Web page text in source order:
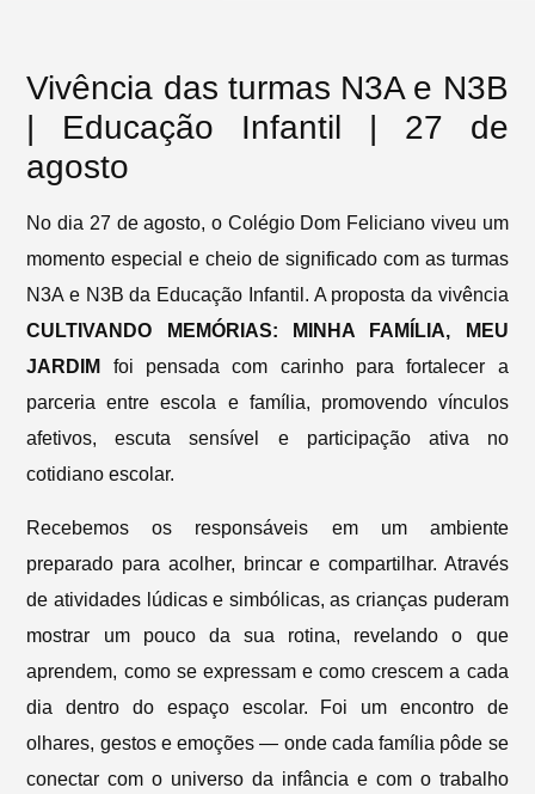
Vivência das turmas N3A e N3B
| Educação Infantil | 27 de
agosto
No dia 27 de agosto, o Colégio Dom Feliciano viveu um
momento especial e cheio de significado com as turmas
N3A e N3B da Educação Infantil. A proposta da vivência
CULTIVANDO MEMÓRIAS: MINHA FAMÍLIA, MEU
JARDIM
foi pensada com carinho para fortalecer a
parceria entre escola e família, promovendo vínculos
afetivos, escuta sensível e participação ativa no
cotidiano escolar.
Recebemos os responsáveis em um ambiente
preparado para acolher, brincar e compartilhar. Através
de atividades lúdicas e simbólicas, as crianças puderam
mostrar um pouco da sua rotina, revelando o que
aprendem, como se expressam e como crescem a cada
dia dentro do espaço escolar. Foi um encontro de
olhares, gestos e emoções — onde cada família pôde se
conectar com o universo da infância e com o trabalho